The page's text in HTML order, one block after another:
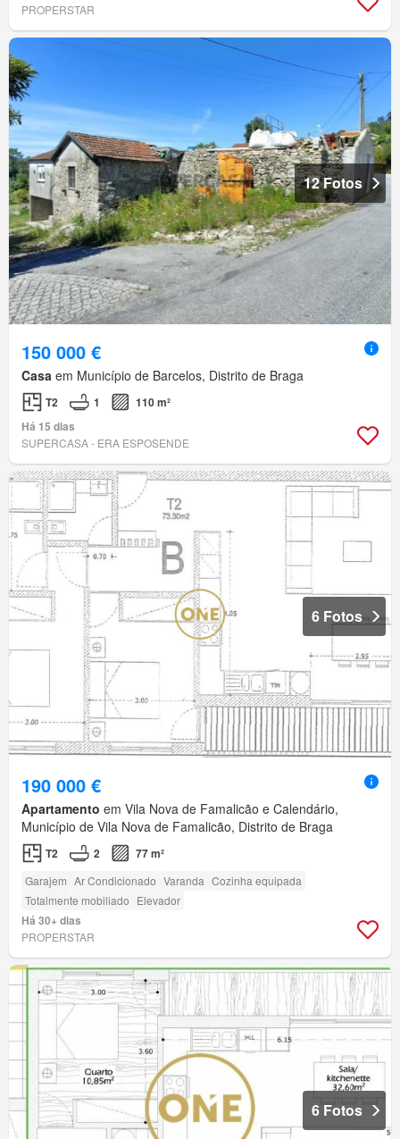
PROPERSTAR
12 Fotos
150 000 €
Casa em Município de Barcelos, Distrito de Braga
T2 1
110 m²
Há 15 dias
SUPERCASA - ERA ESPOSENDE
6 Fotos
190 000 €
Apartamento em Vila Nova de Famalicão e Calendário,
Município de Vila Nova de Famalicão, Distrito de Braga
T2 2 77 m²
Garajem Ar Condicionado Varanda Cozinha equipada
Totalmente mobiliado Elevador
Há 30+ dias
PROPERSTAR
6 Fotos